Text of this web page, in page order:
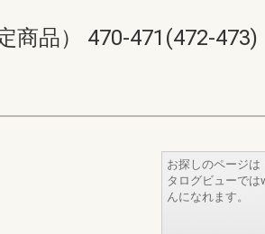
商品） 470-471(472-473)
お探しのページは
タログビューで
んになれます。